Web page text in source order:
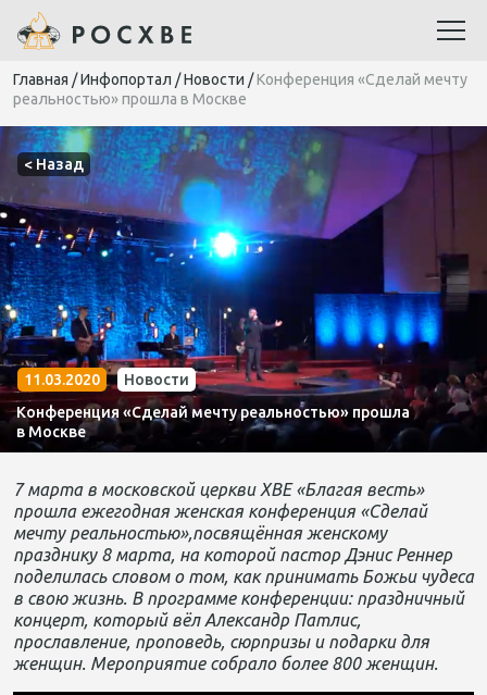
Главная /Инфопортал /Новости /Конференция «Сделай мечту
реальностью» прошла в Москве
< Назад
11.03.2020
Новости
Конференция «Сделай мечту реальностью» прошла
в Москве
7 марта в московской церкви ХВЕ «Благая весть»
прошла ежегодная женская конференция «Сделай
мечту реальностью»,посвящённая женскому
празднику 8 марта, на которой пастор Дэнис Реннер
поделилась словом о том, как принимать Божьи чудеса
в свою жизнь. В программе конференции: праздничный
концерт, который вёл Александр Патлис,
прославление, проповедь, сюрпризы и подарки для
женщин. Мероприятие собрало более 800 женщин.